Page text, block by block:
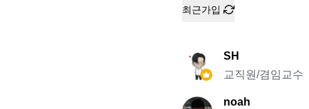
최근가입
SH
교직원/겸임교수
noah